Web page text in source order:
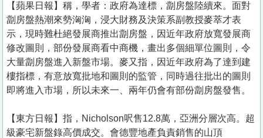
【蘋果日報】稱，學者：政府為達標，劏房盤陸續來。面對
劏房盤熱潮來勢洶洶，浸大財務及決策系副教授麥萃才表
示，現時難杜絕發展商推出劏房盤，因近年政府放寬發展商
修改圖則，部份發展商看中商機，畫出多個細單位圖則，令
大量劏房盤進入新盤市場。麥又指，因近年政府為了達到建
樓指標，有意放寬批地和圖則的監管，同時過往批出的圖則
即將進入市場，所以未來一、兩年仍會有部份劏房盤發售。
【東方日報】指，Nicholson呎售12.8萬，亞洲分層次高。超
級豪宅新盤錄高價成交。會德豐地產負責銷售的山頂